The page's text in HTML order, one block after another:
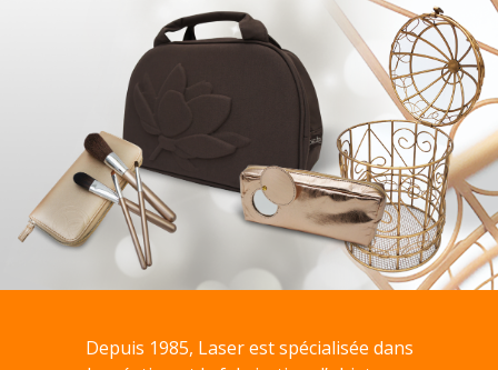
Depuis 1985, Laser est spécialisée dans